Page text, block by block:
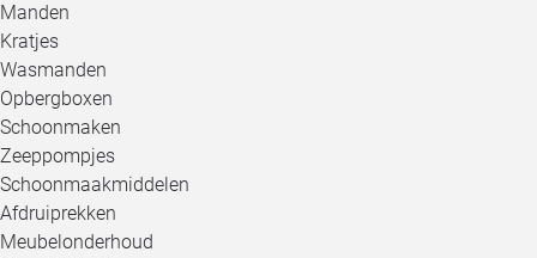
Manden
Kratjes
Wasmanden
Opbergboxen
Schoonmaken
Zeeppompjes
Schoonmaakmiddelen
Afdruiprekken
Meubelonderhoud